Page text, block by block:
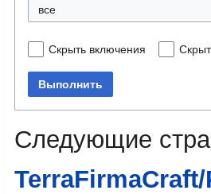
все
Скрыть включения
Выполнить
Следующие